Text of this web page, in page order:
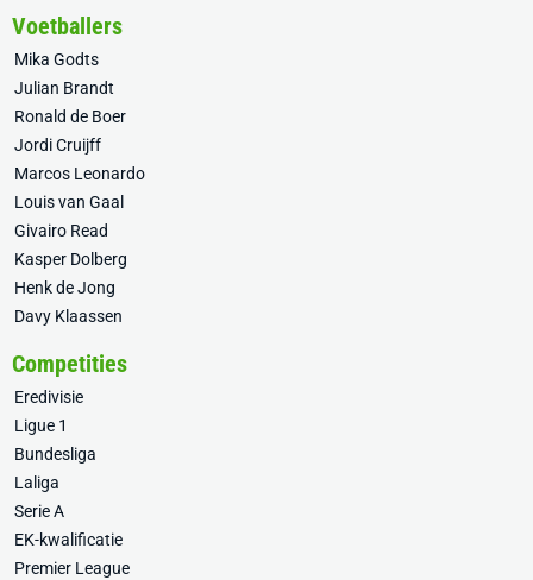
Voetballers
Mika Godts
Julian Brandt
Ronald de Boer
Jordi Cruijff
Marcos Leonardo
Louis van Gaal
Givairo Read
Kasper Dolberg
Henk de Jong
Davy Klaassen
Competities
Eredivisie
Ligue 1
Bundesliga
Laliga
Serie A
EK-kwalificatie
Premier League